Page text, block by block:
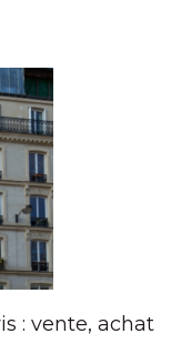
: vente, achat